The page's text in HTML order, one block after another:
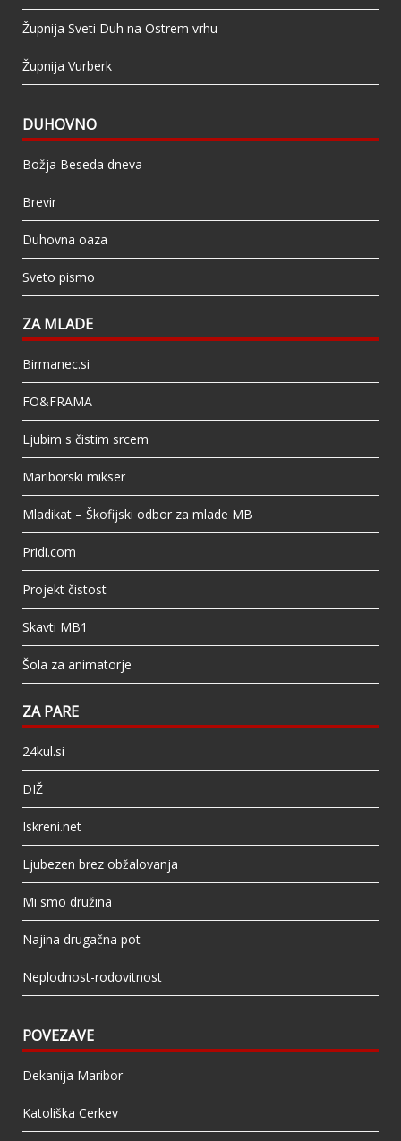
Župnija Sveti Duh na Ostrem vrhu
Župnija Vurberk
DUHOVNO
Božja Beseda dneva
Brevir
Duhovna oaza
Sveto pismo
ZA MLADE
Birmanec.si
FO&FRAMA
Ljubim s čistim srcem
Mariborski mikser
Mladikat – Škofijski odbor za mlade MB
Pridi.com
Projekt čistost
Skavti MB1
Šola za animatorje
ZA PARE
24kul.si
DIŽ
Iskreni.net
Ljubezen brez obžalovanja
Mi smo družina
Najina drugačna pot
Neplodnost-rodovitnost
POVEZAVE
Dekanija Maribor
Katoliška Cerkev